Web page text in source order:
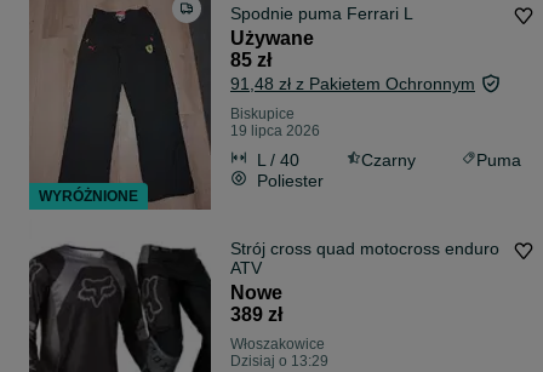
Spodnie puma Ferrari L
Używane
85 zł
91,48 zł z Pakietem Ochronnym
Biskupice
19 lipca 2026
L / 40 Czarny
Puma
Poliester
Strój cross quad motocross enduro
ATV
Nowe
389 zł
Włoszakowice
Dzisiaj o 13:29
WYRÓŻNIONE